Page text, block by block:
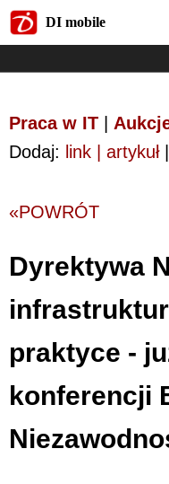
DI mobile
Praca w IT
Dodaj: link | artykuł|
«POWRÓT
Dyrektywa
praktyce -
konferencji
DI mobile